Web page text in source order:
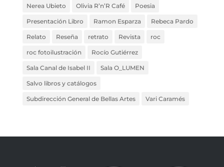
Nerea Ubieto Olivia R’n’R Café Poesia
Presentación Libro Ramon Esparza Rebeca Pardo
Relato Reseña retrato Revista roc
roc fotoilustración Rocío Gutiérrez
Sala Canal de Isabel II Sala O_LUMEN
Salvo libros y catálogos
Subdirección General de Bellas Artes Vari Caramés